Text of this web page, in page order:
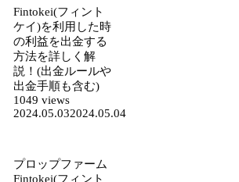
Fintokei(フィント
ケイ)を利用した時
の利益を出金する
方法を詳しく解
説！(出金ルールや
出金手順も含む)
1049 views
2024.05.032024.05.04
プロップファーム
Fintokei(フィント